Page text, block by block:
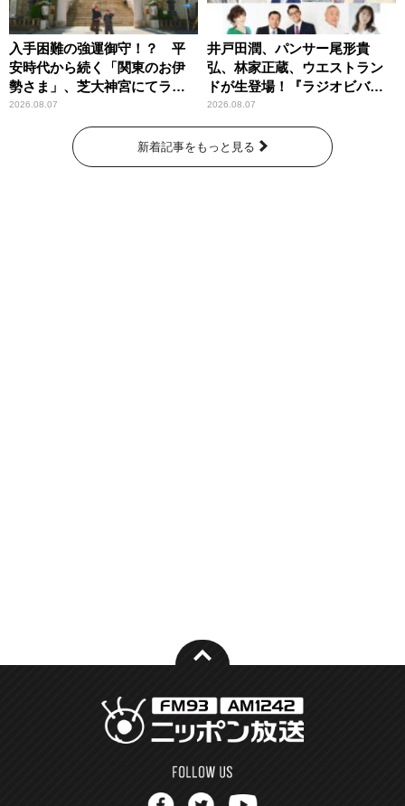
入手困難の強運御守！？ 平
安時代から続く「関東のお伊
勢さま」、芝大神宮にてラン
パンプスが合格祈願！
2026.08.07
井戸田潤、パンサー尾形貴
弘、林家正蔵、ウエストラン
ドが生登場！『ラジオビバリ
ー昼ズ』
2026.08.07
新着記事をもっと見る